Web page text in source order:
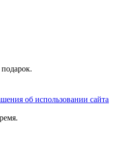
об использовании сайта